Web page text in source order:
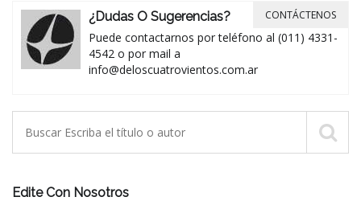
¿Dudas O Sugerencias?
Puede contactarnos por teléfono al (011) 4331-
4542 o por mail a
info@deloscuatrovientos.com.ar
CONTÁCTENOS
Edite Con Nosotros